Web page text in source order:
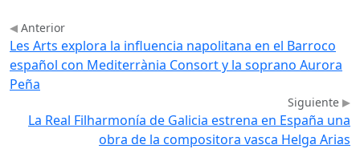
Anterior
Les Arts explora la influencia napolitana en el Barroco
español con Mediterrània Consort y la soprano Aurora
Peña
Siguiente
La Real Filharmonía de Galicia estrena en España una
obra de la compositora vasca Helga Arias